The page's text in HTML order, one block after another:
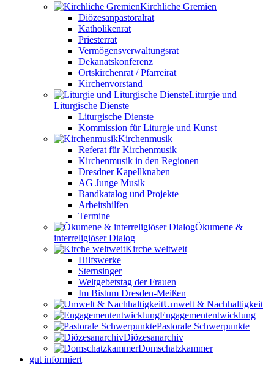
Kirchliche Gremien
Diözesanpastoralrat
Katholikenrat
Priesterrat
Vermögensverwaltungsrat
Dekanatskonferenz
Ortskirchenrat / Pfarreirat
Kirchenvorstand
Liturgie und
Liturgische Dienste
Liturgische Dienste
Kommission für Liturgie und Kunst
Kirchenmusik
Referat für Kirchenmusik
Kirchenmusik in den Regionen
Dresdner Kapellknaben
AG Junge Musik
Bandkatalog und Projekte
Arbeitshilfen
Termine
Ökumene &
interreligiöser Dialog
Kirche weltweit
Hilfswerke
Sternsinger
Weltgebetstag der Frauen
Im Bistum Dresden-Meißen
Umwelt & Nachhaltigkeit
Engagemententwicklung
Pastorale Schwerpunkte
Diözesanarchiv
Domschatzkammer
gut informiert